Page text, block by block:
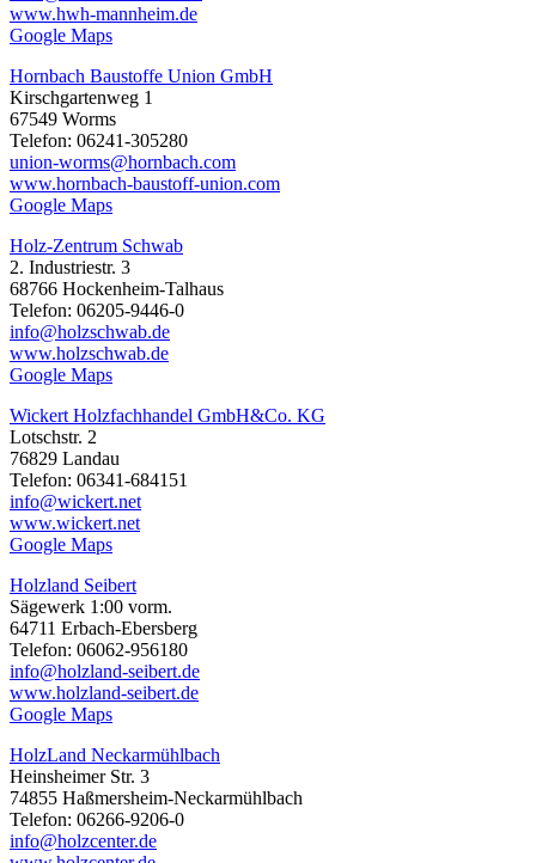
www.hwh-mannheim.de
Google Maps
Hornbach Baustoffe Union GmbH
Kirschgartenweg 1
67549 Worms
Telefon: 06241-305280
union-worms@hornbach.com
www.hornbach-baustoff-union.com
Google Maps
Holz-Zentrum Schwab
2. Industriestr. 3
68766 Hockenheim-Talhaus
Telefon: 06205-9446-0
info@holzschwab.de
www.holzschwab.de
Google Maps
Wickert Holzfachhandel GmbH&Co. KG
Lotschstr. 2
76829 Landau
Telefon: 06341-684151
info@wickert.net
www.wickert.net
Google Maps
Holzland Seibert
Sägewerk 1:00 vorm.
64711 Erbach-Ebersberg
Telefon: 06062-956180
info@holzland-seibert.de
www.holzland-seibert.de
Google Maps
HolzLand Neckarmühlbach
Heinsheimer Str. 3
74855 Haßmersheim-Neckarmühlbach
Telefon: 06266-9206-0
info@holzcenter.de